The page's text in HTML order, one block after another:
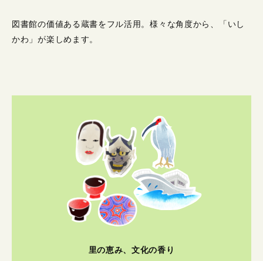
図書館の価値ある蔵書をフル活用。様々な角度から、「いし
かわ」が楽しめます。
里の恵み、文化の香り